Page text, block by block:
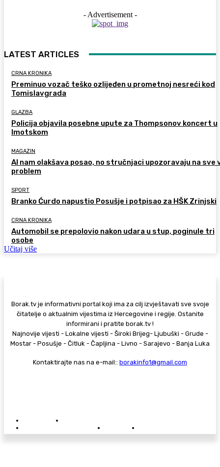
- Advertisement -
LATEST ARTICLES
CRNA KRONIKA
Preminuo vozač teško ozlijeđen u prometnoj nesreći kod
Tomislavgrada
GLAZBA
Policija objavila posebne upute za Thompsonov koncert u
Imotskom
MAGAZIN
AI nam olakšava posao, no stručnjaci upozoravaju na sve
problem
SPORT
Branko Ćurdo napustio Posušje i potpisao za HŠK Zrinjski
CRNA KRONIKA
Automobil se prepolovio nakon udara u stup, poginule tri
osobe
Učitaj više
Borak.tv je informativni portal koji ima za cilj izvještavati sve svoje
čitatelje o aktualnim vijestima iz Hercegovine i regije. Ostanite
informirani i pratite borak.tv !
Najnovije vijesti - Lokalne vijesti - Široki Brijeg- Ljubuški - Grude -
Mostar - Posušje - Čitluk - Čapljina - Livno - Sarajevo - Banja Luka
Kontaktirajte nas na e-mail:: borakinfo1@gmail.com